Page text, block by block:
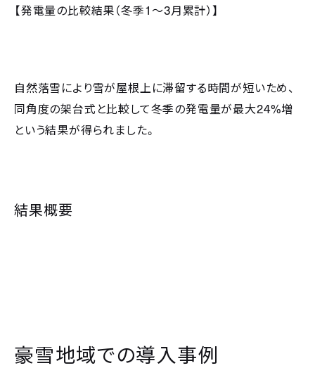
【発電量の比較結果（冬季1～3月累計）】
自然落雪により雪が屋根上に滞留する時間が短いため、
同角度の架台式と比較して冬季の発電量が最大24%増
という結果が得られました。
結果概要
豪雪地域での導入事例